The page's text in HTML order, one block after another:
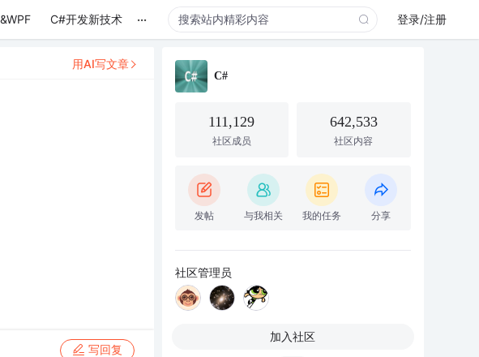
C#开发新技术 ... 登录/注册
写回复
用AI写文章
C#
111,129
社区成员
642,533
社区内容
发帖 与我相关 我的任务 分享
社区管理员
加入社区